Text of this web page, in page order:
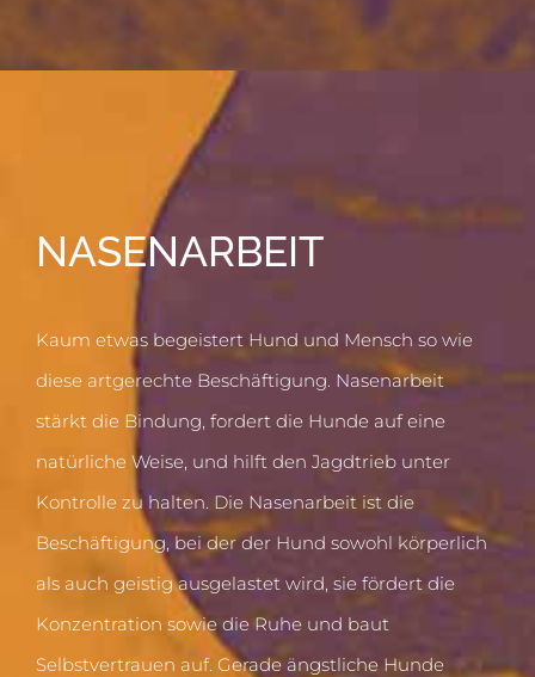
NASENARBEIT
Kaum etwas begeistert Hund und Mensch so wie
diese artgerechte Beschäftigung. Nasenarbeit
stärkt die Bindung, fordert die Hunde auf eine
natürliche Weise, und hilft den Jagdtrieb unter
Kontrolle zu halten. Die Nasenarbeit ist die
Beschäftigung, bei der der Hund sowohl körperlich
als auch geistig ausgelastet wird, sie fördert die
Konzentration sowie die Ruhe und baut
Selbstvertrauen auf. Gerade ängstliche Hunde